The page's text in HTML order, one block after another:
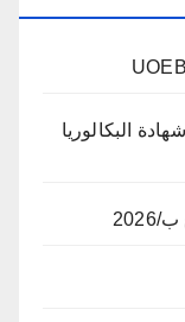
البكالوريا